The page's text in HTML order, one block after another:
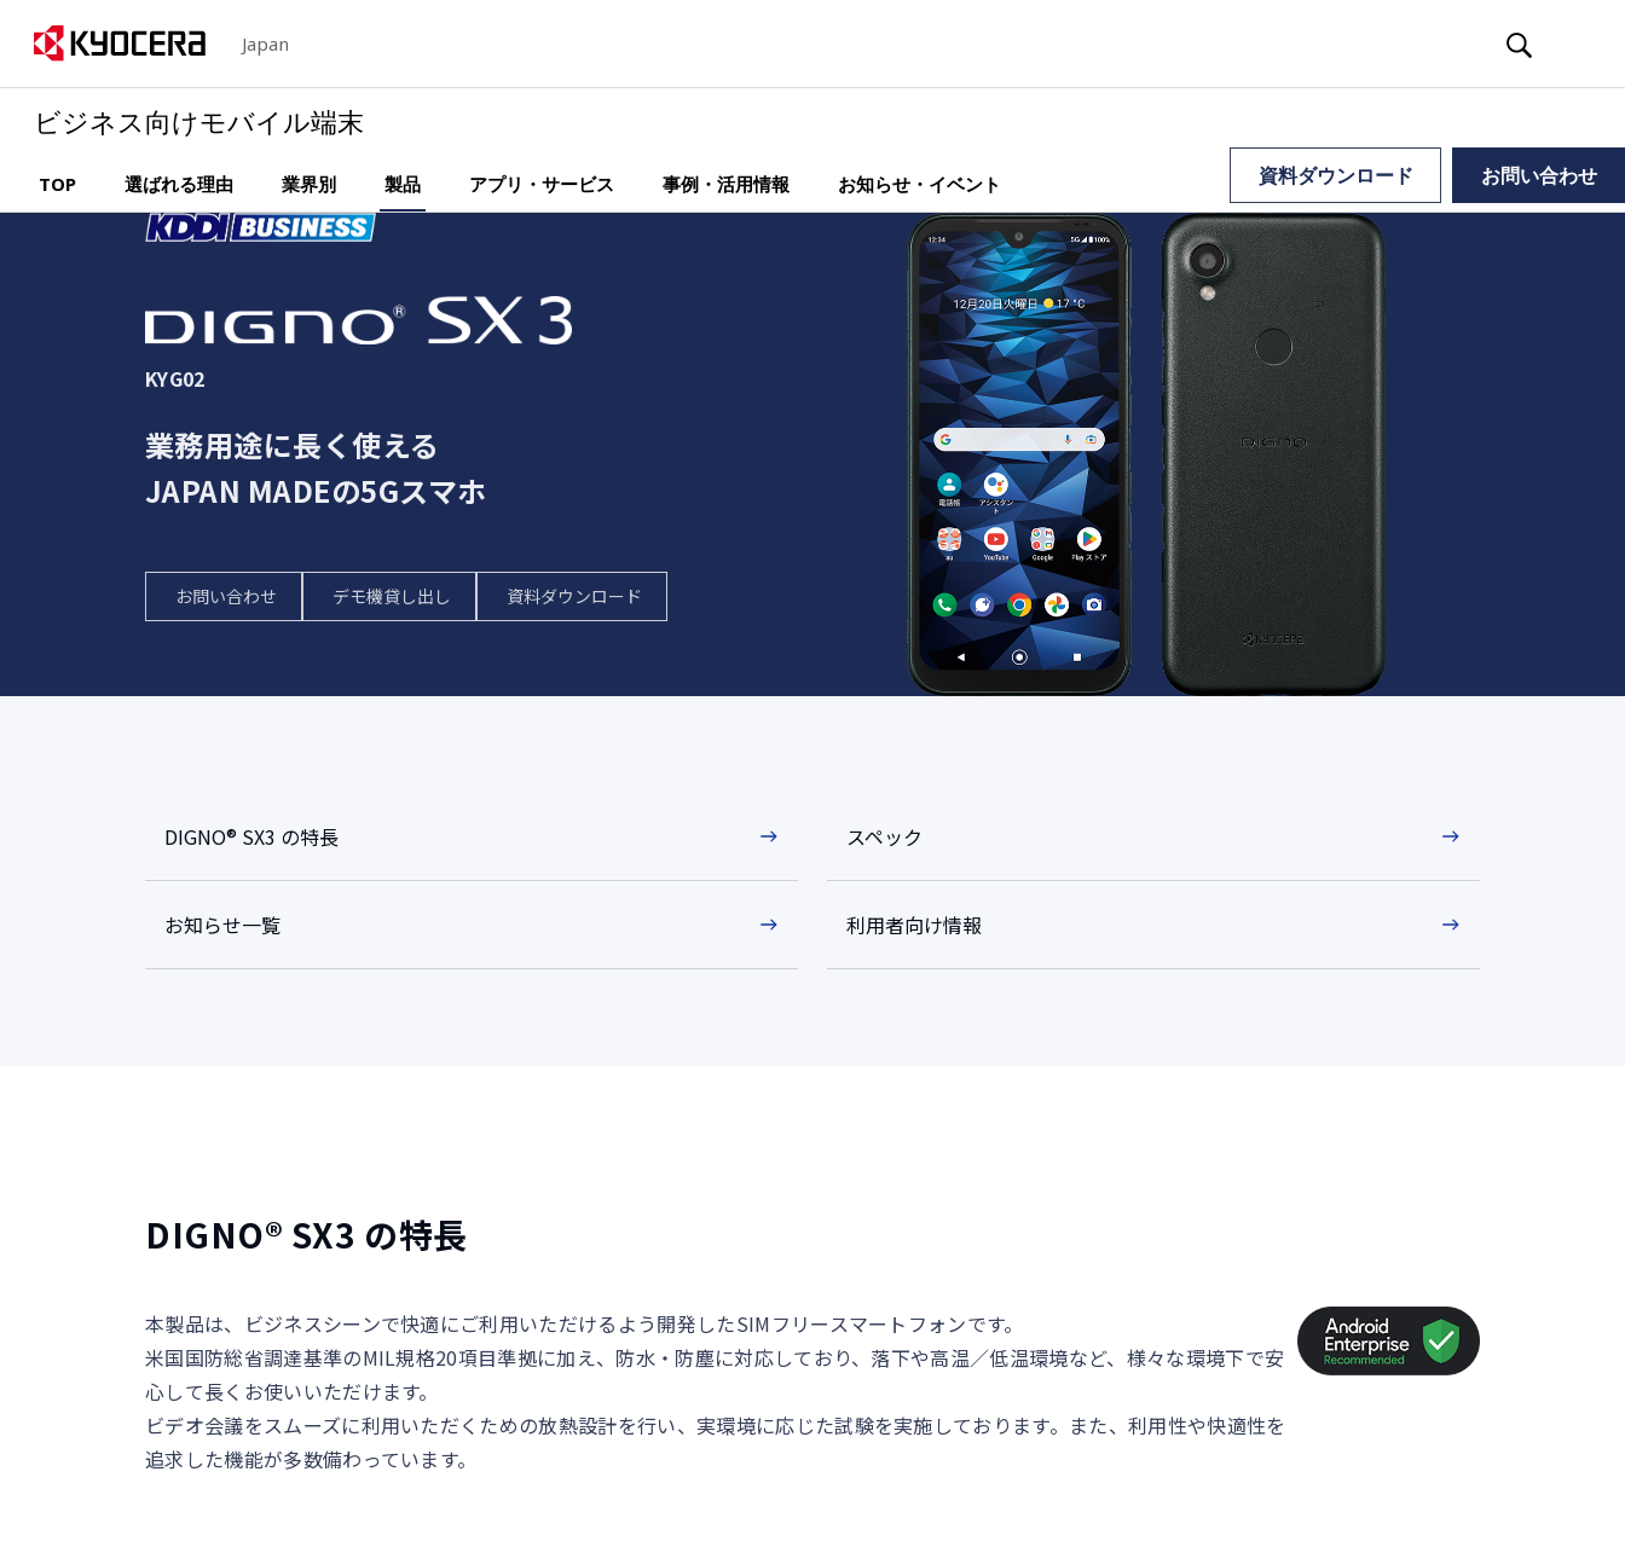
Japan
ビジネス向けモバイル端末
TOP 選ばれる理由 業界別 製品 アプリ・サービス 事例・活用情報 お知らせ・イベント 資料ダウンロード お問い合わせ
KYG02
業務用途に長く使える
JAPAN MADEの5Gスマホ
お問い合わせ デモ機貸し出し 資料ダウンロード
DIGNO® SX3 の特長 スペック
お知らせ一覧 利用者向け情報
DIGNO® SX3 の特長
本製品は、ビジネスシーンで快適にご利用いただけるよう開発したSIMフリースマートフォンです。
米国国防総省調達基準のMIL規格20項目準拠に加え、防水・防塵に対応しており、落下や高温／低温環境など、様々な環境下で安
心して長くお使いいただけます。
ビデオ会議をスムーズに利用いただくための放熱設計を行い、実環境に応じた試験を実施しております。また、利用性や快適性を
追求した機能が多数備わっています。